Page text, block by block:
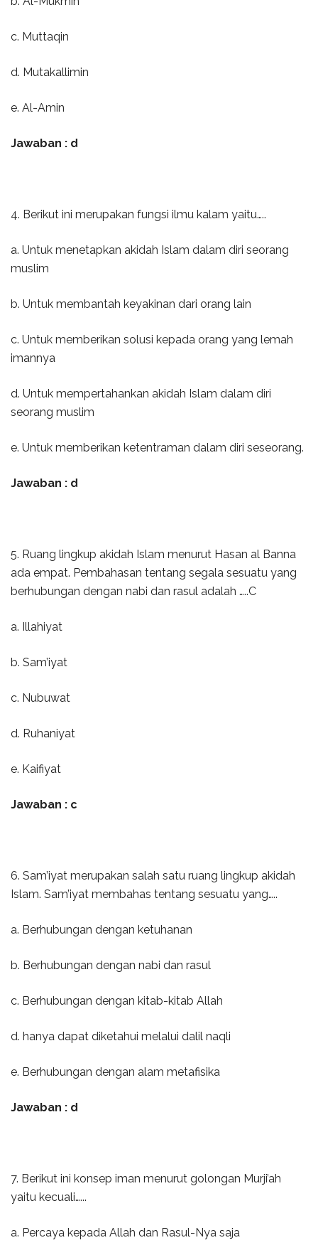
c. Muttaqin
d. Mutakallimin
e. Al-Amin
Jawaban : d
4. Berikut ini merupakan fungsi ilmu kalam yaitu…..
a. Untuk menetapkan akidah Islam dalam diri seorang
muslim
b. Untuk membantah keyakinan dari orang lain
c. Untuk memberikan solusi kepada orang yang lemah
imannya
d. Untuk mempertahankan akidah Islam dalam diri
seorang muslim
e. Untuk memberikan ketentraman dalam diri seseorang.
Jawaban : d
5. Ruang lingkup akidah Islam menurut Hasan al Banna
ada empat. Pembahasan tentang segala sesuatu yang
berhubungan dengan nabi dan rasul adalah …..C
a. Illahiyat
b. Sam’iyat
c. Nubuwat
d. Ruhaniyat
e. Kaifiyat
Jawaban : c
6. Sam’iyat merupakan salah satu ruang lingkup akidah
Islam. Sam’iyat membahas tentang sesuatu yang…..
a. Berhubungan dengan ketuhanan
b. Berhubungan dengan nabi dan rasul
c. Berhubungan dengan kitab-kitab Allah
d. hanya dapat diketahui melalui dalil naqli
e. Berhubungan dengan alam metafisika
Jawaban : d
7. Berikut ini konsep iman menurut golongan Murji’ah
yaitu kecuali…...
a. Percaya kepada Allah dan Rasul-Nya saja